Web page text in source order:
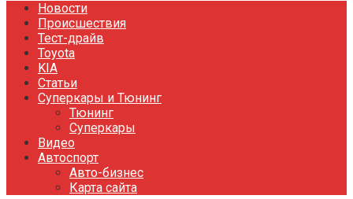
Новости
Происшествия
Тест-драйв
Toyota
KIA
Статьи
Суперкары и Тюнинг
Тюнинг
Суперкары
Видео
Автоспорт
Авто-бизнес
Карта сайта